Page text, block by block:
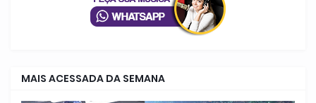
MAIS ACESSADA DA SEMANA